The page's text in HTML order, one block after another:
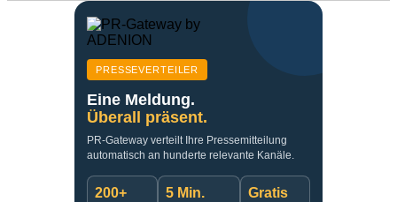
PRESSEVERTEILER
Eine Meldung.
Überall präsent.
PR-Gateway verteilt Ihre Pressemitteilung
automatisch an hunderte relevante Kanäle.
200+ 5 Min. Gratis